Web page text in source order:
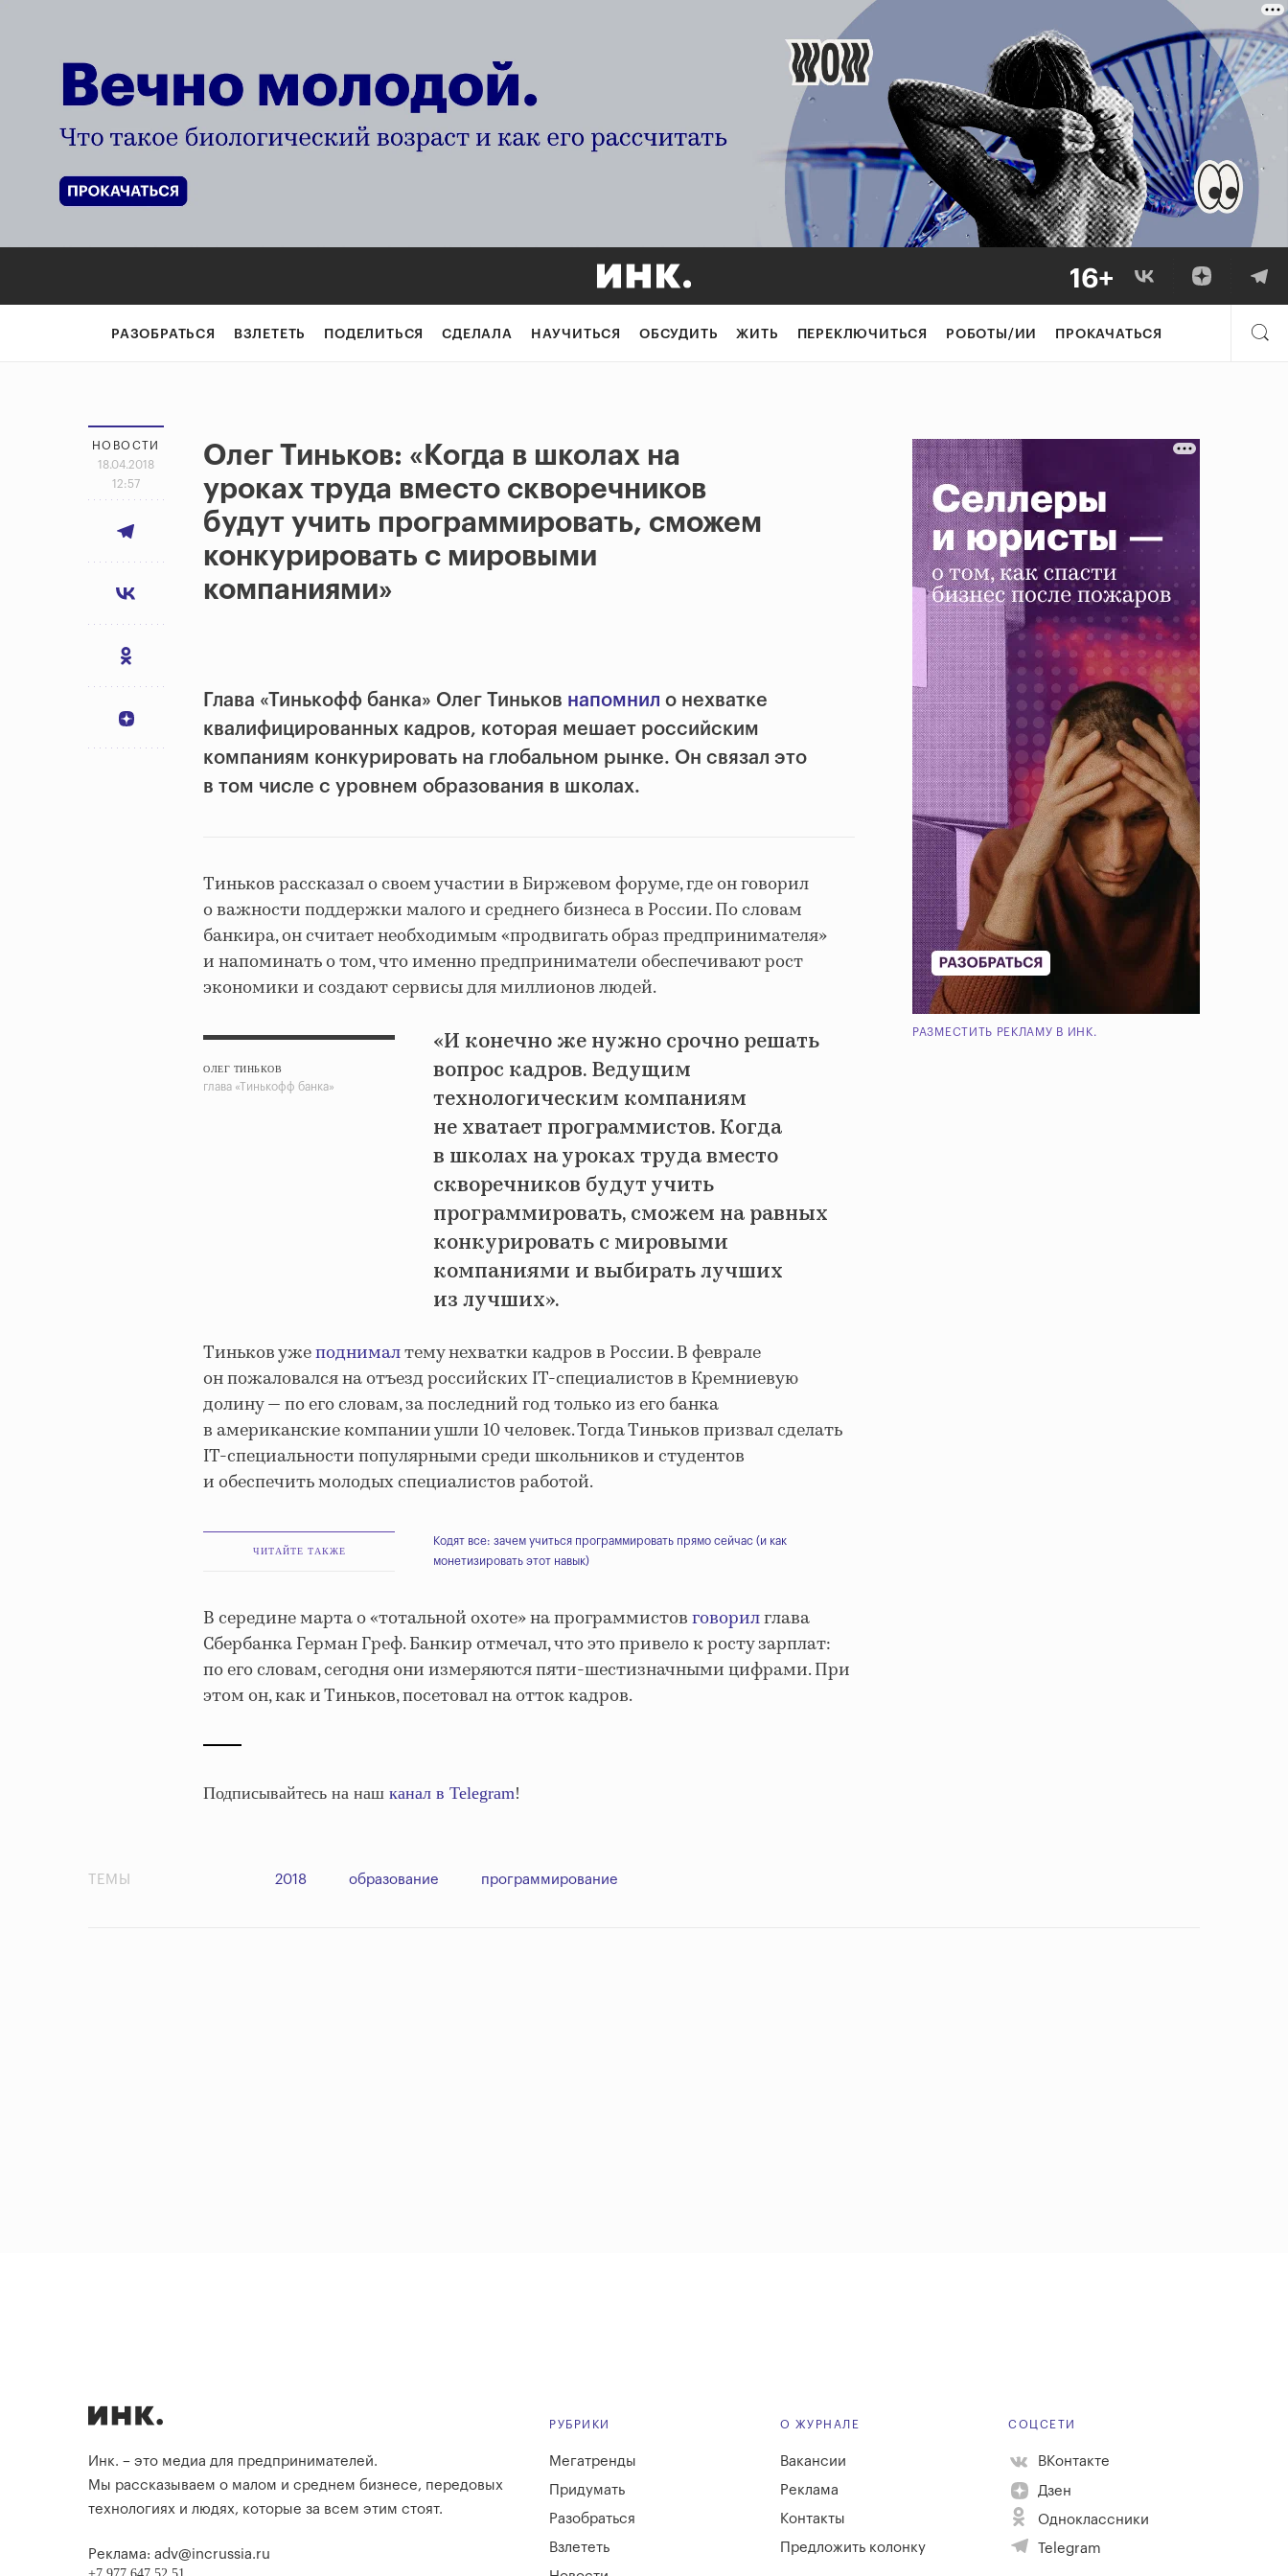
РАЗОБРАТЬСЯ ВЗЛЕТЕТЬ ПОДЕЛИТЬСЯ СДЕЛАЛА НАУЧИТЬСЯ ОБСУДИТЬ ЖИТЬ ПЕРЕКЛЮЧИТЬСЯ РОБОТЫ/ИИ ПРОКАЧАТЬСЯ
НОВОСТИ
18.04.2018
12:57
Олег Тиньков: «Когда в школах на
уроках труда вместо скворечников
будут учить программировать, сможем
конкурировать с мировыми
компаниями»
Глава «Тинькофф банка» Олег Тиньков напомнил о нехватке
квалифицированных кадров, которая мешает российским
компаниям конкурировать на глобальном рынке. Он связал это
в том числе с уровнем образования в школах.
Тиньков рассказал о своем участии в Биржевом форуме, где он говорил
о важности поддержки малого и среднего бизнеса в России. По словам
банкира, он считает необходимым «продвигать образ предпринимателя»
и напоминать о том, что именно предприниматели обеспечивают рост
экономики и создают сервисы для миллионов людей.
ОЛЕГ ТИНЬКОВ
глава «Тинькофф банка»
«И конечно же нужно срочно решать
вопрос кадров. Ведущим
технологическим компаниям
не хватает программистов. Когда
в школах на уроках труда вместо
скворечников будут учить
программировать, сможем на равных
конкурировать с мировыми
компаниями и выбирать лучших
из лучших».
Тиньков ужеподнималтему нехватки кадров в России. В феврале
он пожаловался на отъезд российских IT-специалистов в Кремниевую
долину — по его словам, за последний год только из его банка
в американские компании ушли 10 человек. Тогда Тиньков призвал сделать
IT-специальности популярными среди школьников и студентов
и обеспечить молодых специалистов работой.
ЧИТАЙТЕ ТАКЖЕ
Кодят все: зачем учиться программировать прямо сейчас (и как
монетизировать этот навык)
В середине марта о «тотальной охоте» на программистовговорилглава
Сбербанка Герман Греф. Банкир отмечал, что это привело к росту зарплат:
по его словам, сегодня они измеряются пяти-шестизначными цифрами. При
этом он, как и Тиньков, посетовал на отток кадров.
Подписывайтесь на наш канал в Telegram!
РАЗМЕСТИТЬ РЕКЛАМУ В ИНК.
ТЕМЫ 2018 образование программирование
Инк. – это медиа для предпринимателей.
Мы рассказываем о малом и среднем бизнесе, передовых
технологиях и людях, которые за всем этим стоят.
Реклама: adv@incrussia.ru
РУБРИКИ
Мегатренды
Придумать
Разобраться
Взлететь
О ЖУРНАЛЕ
Вакансии
Реклама
Контакты
Предложить колонку
СОЦСЕТИ
ВКонтакте
Дзен
Одноклассники
Telegram